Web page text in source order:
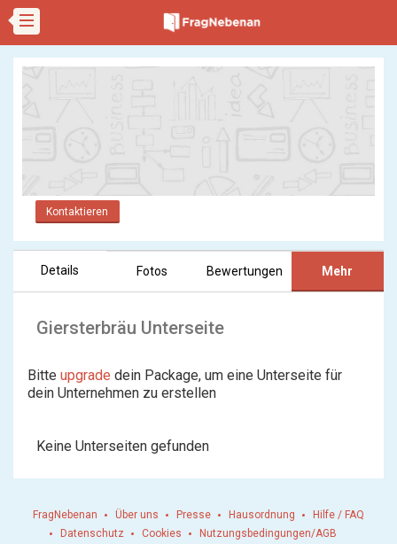
Kontaktieren
Details Fotos Bewertungen Mehr
Giersterbräu Unterseite
Bitte upgrade dein Package, um eine Unterseite für
dein Unternehmen zu erstellen
Keine Unterseiten gefunden
FragNebenan Über uns Presse Hausordnung
Hilfe / FAQ
Datenschutz
Cookies
Nutzungsbedingungen/AGB